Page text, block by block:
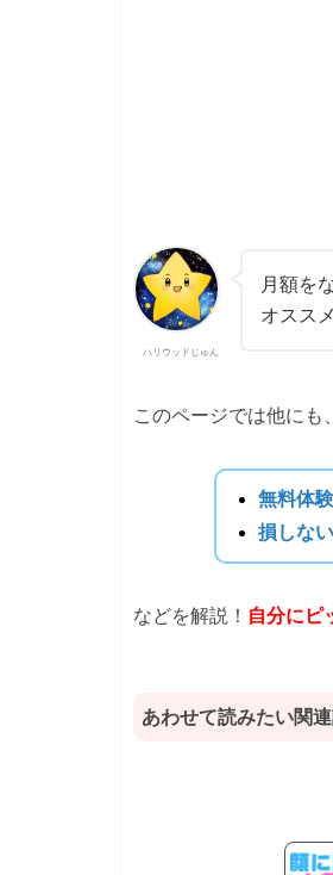
ハリウッドじゅん
月額を
オスス
このページでは他にも、
無料体
損しな
などを解説！ 自分にピ
あわせて読みたい関